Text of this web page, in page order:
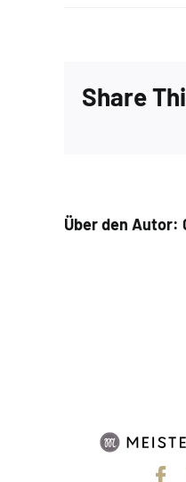
Share
Über den Autor: